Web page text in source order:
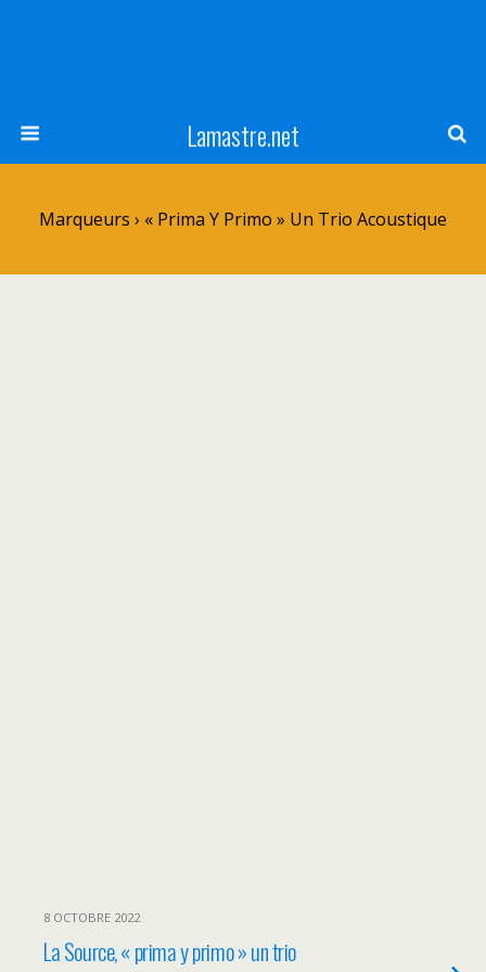
Lamastre.net
Marqueurs › « Prima Y Primo » Un Trio Acoustique
8 OCTOBRE 2022
La Source, « prima y primo » un trio